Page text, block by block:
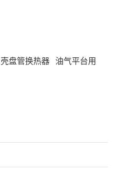
壳盘管换热器
油气平台用